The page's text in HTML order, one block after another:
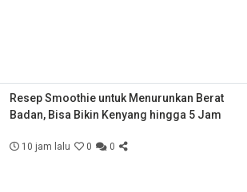
Resep Smoothie untuk Menurunkan Berat
Badan, Bisa Bikin Kenyang hingga 5 Jam
10 jam lalu 0 0